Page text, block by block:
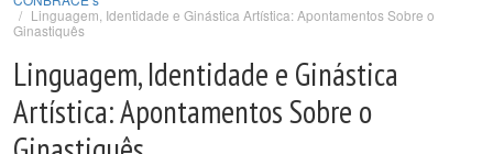
Linguagem, Identidade e Ginástica Artística: Apontamentos Sobre o
Ginastiquês
Linguagem, Identidade e Ginástica
Artística: Apontamentos Sobre o